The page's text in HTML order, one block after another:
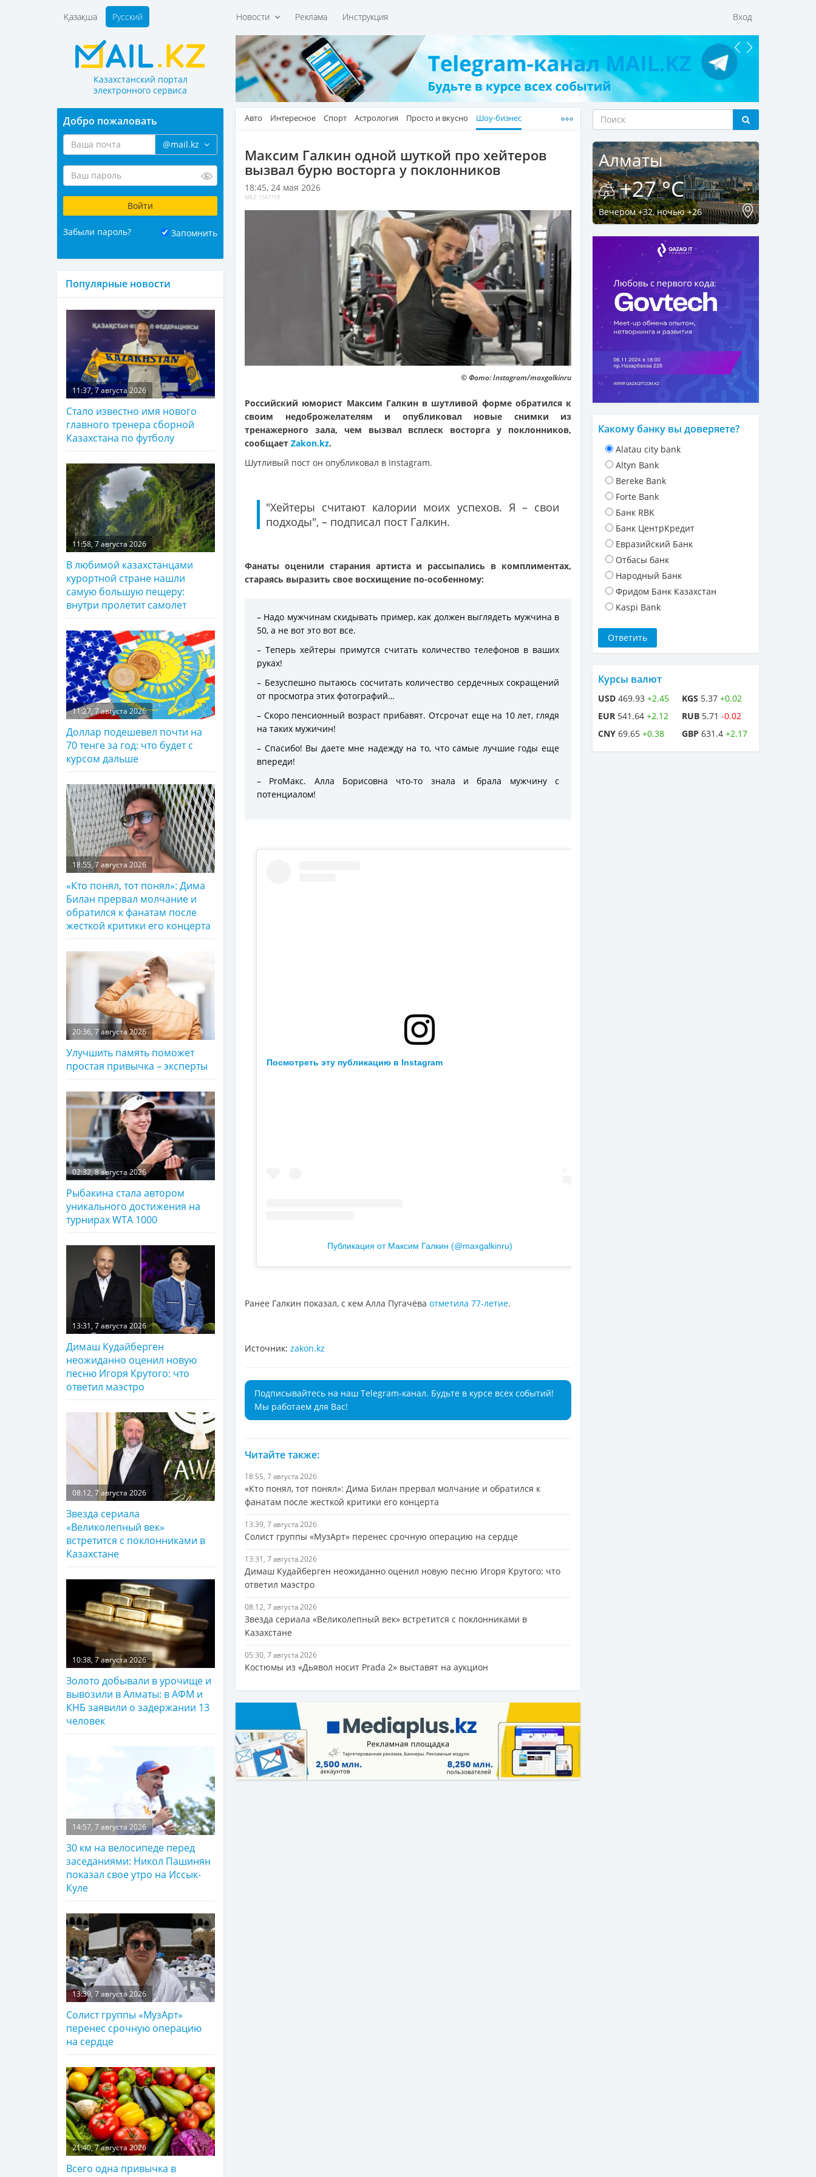
Новости Реклама Инструкция Вход
Қазақша Русский
Казахстанский портал
электронного сервиса
Авто Интересное Спорт Астрология Просто и вкусно Шоу-бизнес
Максим Галкин одной шуткой про хейтеров
вызвал бурю восторга у поклонников
18:45, 24 мая 2026
MKZ: 1547718
© Фото: Instagram/maxgalkinru
Российский юморист Максим Галкин в шутливой форме обратился к
своим недоброжелателям и опубликовал новые снимки из
тренажерного зала, чем вызвал всплеск восторга у поклонников,
сообщает Zakon.kz.
Шутливый пост он опубликовал в Instagram.
"Хейтеры считают калории моих успехов. Я – свои
подходы", – подписал пост Галкин.
Фанаты оценили старания артиста и рассыпались в комплиментах,
стараясь выразить свое восхищение по-особенному:
– Надо мужчинам скидывать пример, как должен выглядеть мужчина в
50, а не вот это вот все.
– Теперь хейтеры примутся считать количество телефонов в ваших
руках!
– Безуспешно пытаюсь сосчитать количество сердечных сокращений
от просмотра этих фотографий…
– Скоро пенсионный возраст прибавят. Отсрочат еще на 10 лет, глядя
на таких мужичин!
– Спасибо! Вы даете мне надежду на то, что самые лучшие годы еще
впереди!
– ProМакс. Алла Борисовна что-то знала и брала мужчину с
потенциалом!
Посмотреть эту публикацию в Instagram
Публикация от Максим Галкин (@maxgalkinru)
Ранее Галкин показал, с кем Алла Пугачёва отметила 77-летие.
Источник: zakon.kz
Подписывайтесь на наш Telegram-канал. Будьте в курсе всех событий!
Мы работаем для Вас!
Читайте также:
18:55, 7 августа 2026
«Кто понял, тот понял»: Дима Билан прервал молчание и обратился к
фанатам после жесткой критики его концерта
13:39, 7 августа 2026
Солист группы «МузАрт» перенес срочную операцию на сердце
13:31, 7 августа 2026
Димаш Кудайберген неожиданно оценил новую песню Игоря Крутого: что
ответил маэстро
08:12, 7 августа 2026
Звезда сериала «Великолепный век» встретится с поклонниками в
Казахстане
05:30, 7 августа 2026
Костюмы из «Дьявол носит Prada 2» выставят на аукцион
Добро пожаловать
@mail.kz
Забыли пароль? Запомнить
Популярные новости
11:37, 7 августа 2026
Стало известно имя нового
главного тренера сборной
Казахстана по футболу
11:58, 7 августа 2026
В любимой казахстанцами
курортной стране нашли
самую большую пещеру:
внутри пролетит самолет
11:27, 7 августа 2026
Доллар подешевел почти на
70 тенге за год: что будет с
курсом дальше
18:55, 7 августа 2026
«Кто понял, тот понял»: Дима
Билан прервал молчание и
обратился к фанатам после
жесткой критики его концерта
20:36, 7 августа 2026
Улучшить память поможет
простая привычка – эксперты
02:32, 8 августа 2026
Рыбакина стала автором
уникального достижения на
турнирах WTA 1000
13:31, 7 августа 2026
Димаш Кудайберген
неожиданно оценил новую
песню Игоря Крутого: что
ответил маэстро
08:12, 7 августа 2026
Звезда сериала
«Великолепный век»
встретится с поклонниками в
Казахстане
10:38, 7 августа 2026
Золото добывали в урочище и
вывозили в Алматы: в АФМ и
КНБ заявили о задержании 13
человек
14:57, 7 августа 2026
30 км на велосипеде перед
заседаниями: Никол Пашинян
показал свое утро на Иссык-
Куле
13:39, 7 августа 2026
Солист группы «МузАрт»
перенес срочную операцию
на сердце
21:40, 7 августа 2026
Всего одна привычка в
Алматы
+27 °C
Вечером +32, ночью +26
Какому банку вы доверяете?
Alatau city bank
Altyn Bank
Bereke Bank
Forte Bank
Банк RBK
Банк ЦентрКредит
Евразийский Банк
Отбасы банк
Народный Банк
Фридом Банк Казахстан
Kaspi Bank
Курсы валют
USD 469.93 +2.45
EUR 541.64 +2.12
CNY 69.65 +0.38
KGS 5.37 +0.02
RUB 5.71 -0.02
GBP 631.4 +2.17